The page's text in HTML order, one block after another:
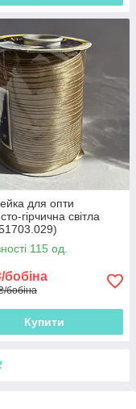
для опти
гірчична світла
115 од.
бобіна
бобіна
Купити